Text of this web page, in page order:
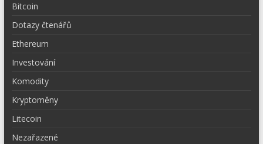
Bitcoin
Dotazy čtenářů
Ethereum
Investování
Komodity
Kryptoměny
Litecoin
Nezařazené